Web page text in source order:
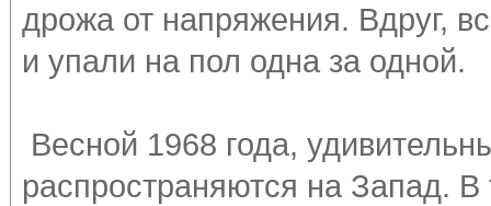
дрожа от напряжения. Вдруг,
и упали на пол одна за одной.
Весной 1968 года,
распространяются на Запад.